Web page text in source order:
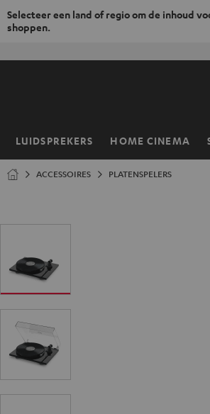
Selecteer een land of regio om de inhoud
shoppen.
LUIDSPREKERS HOME CINEMA
Home
ACCESSOIRES PLATENSPELERS